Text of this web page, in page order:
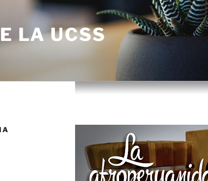
LA UCSS